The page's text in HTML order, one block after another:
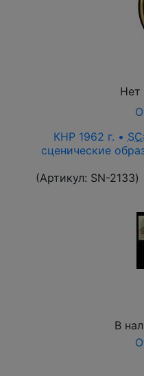
Нет
КНР 1962 г. •
сценические
(Артикул: SN-2133)
В